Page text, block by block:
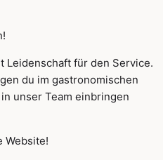
Leidenschaft für den Service.
du im gastronomischen
unser Team einbringen
Website!